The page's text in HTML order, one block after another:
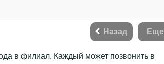
Назад Еще
в филиал. Каждый может позвонить в